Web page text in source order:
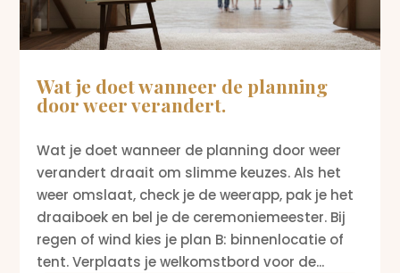
Wat je doet wanneer de planning
door weer verandert.
Wat je doet wanneer de planning door weer
verandert draait om slimme keuzes. Als het
weer omslaat, check je de weerapp, pak je het
draaiboek en bel je de ceremoniemeester. Bij
regen of wind kies je plan B: binnenlocatie of
tent. Verplaats je welkomstbord voor de...